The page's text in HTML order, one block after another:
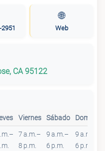
🌐
Web
CA 95122
Viernes Sábado Domingo
7 a.m.–
8 p.m.
9 a.m.–
6 p.m.
9 a.m.–
6 p.m.